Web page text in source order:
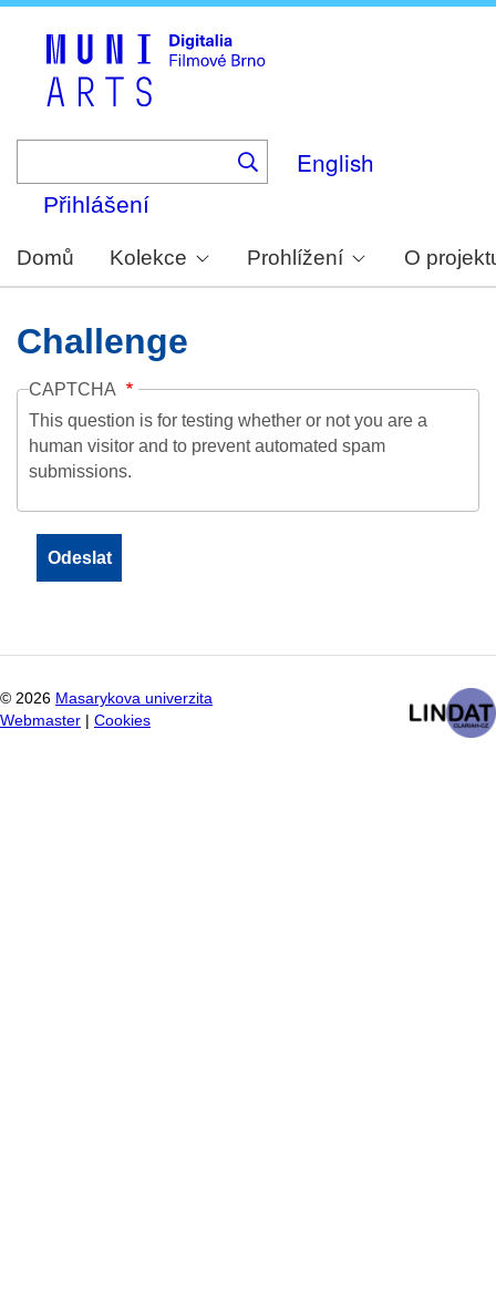
English
Přihlášení
Domů Kolekce Prohlížení O
Challenge
CAPTCHA
This question is for testing whether or not you are a
human visitor and to prevent automated spam
submissions.
© 2026 Masarykova univerzita
Webmaster
Cookies